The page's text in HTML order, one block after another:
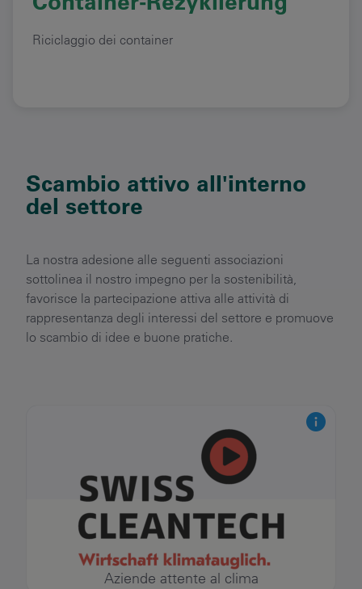
Riciclaggio dei container
Scambio attivo all'interno
del settore
La nostra adesione alle seguenti associazioni
sottolinea il nostro impegno per la sostenibilità,
favorisce la partecipazione attiva alle attività di
rappresentanza degli interessi del settore e promuove
lo scambio di idee e buone pratiche.
Aziende attente al clima